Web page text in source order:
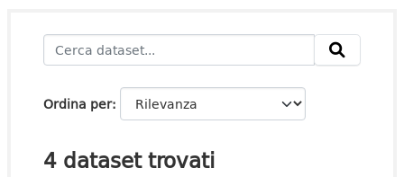
Ordina per
4 dataset trovati